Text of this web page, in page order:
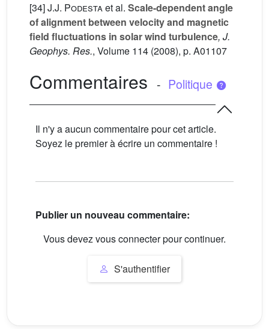
[34]J.J. Podestaet al. Scale-dependent angle
of alignment between velocity and magnetic
field fluctuations in solar wind turbulence, J.
Geophys. Res., Volume 114 (2008), p. A01107
Commentaires - Politique
Il n'y a aucun commentaire pour cet article.
Soyez le premier à écrire un commentaire !
Publier un nouveau commentaire:
Vous devez vous connecter pour continuer.
S'authentifier